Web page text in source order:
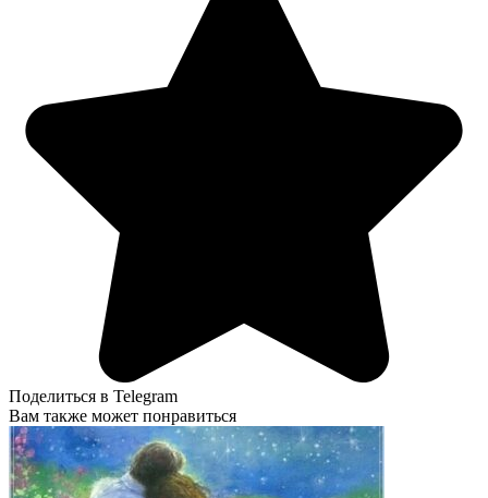
Поделиться в Telegram
Вам также может понравиться